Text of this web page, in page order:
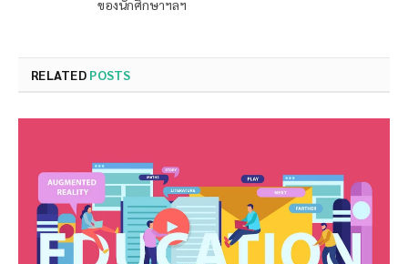
ของนักศึกษาฯลฯ
RELATED POSTS